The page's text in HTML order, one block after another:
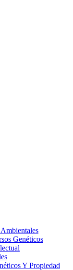
Genéticos
Y Propiedad